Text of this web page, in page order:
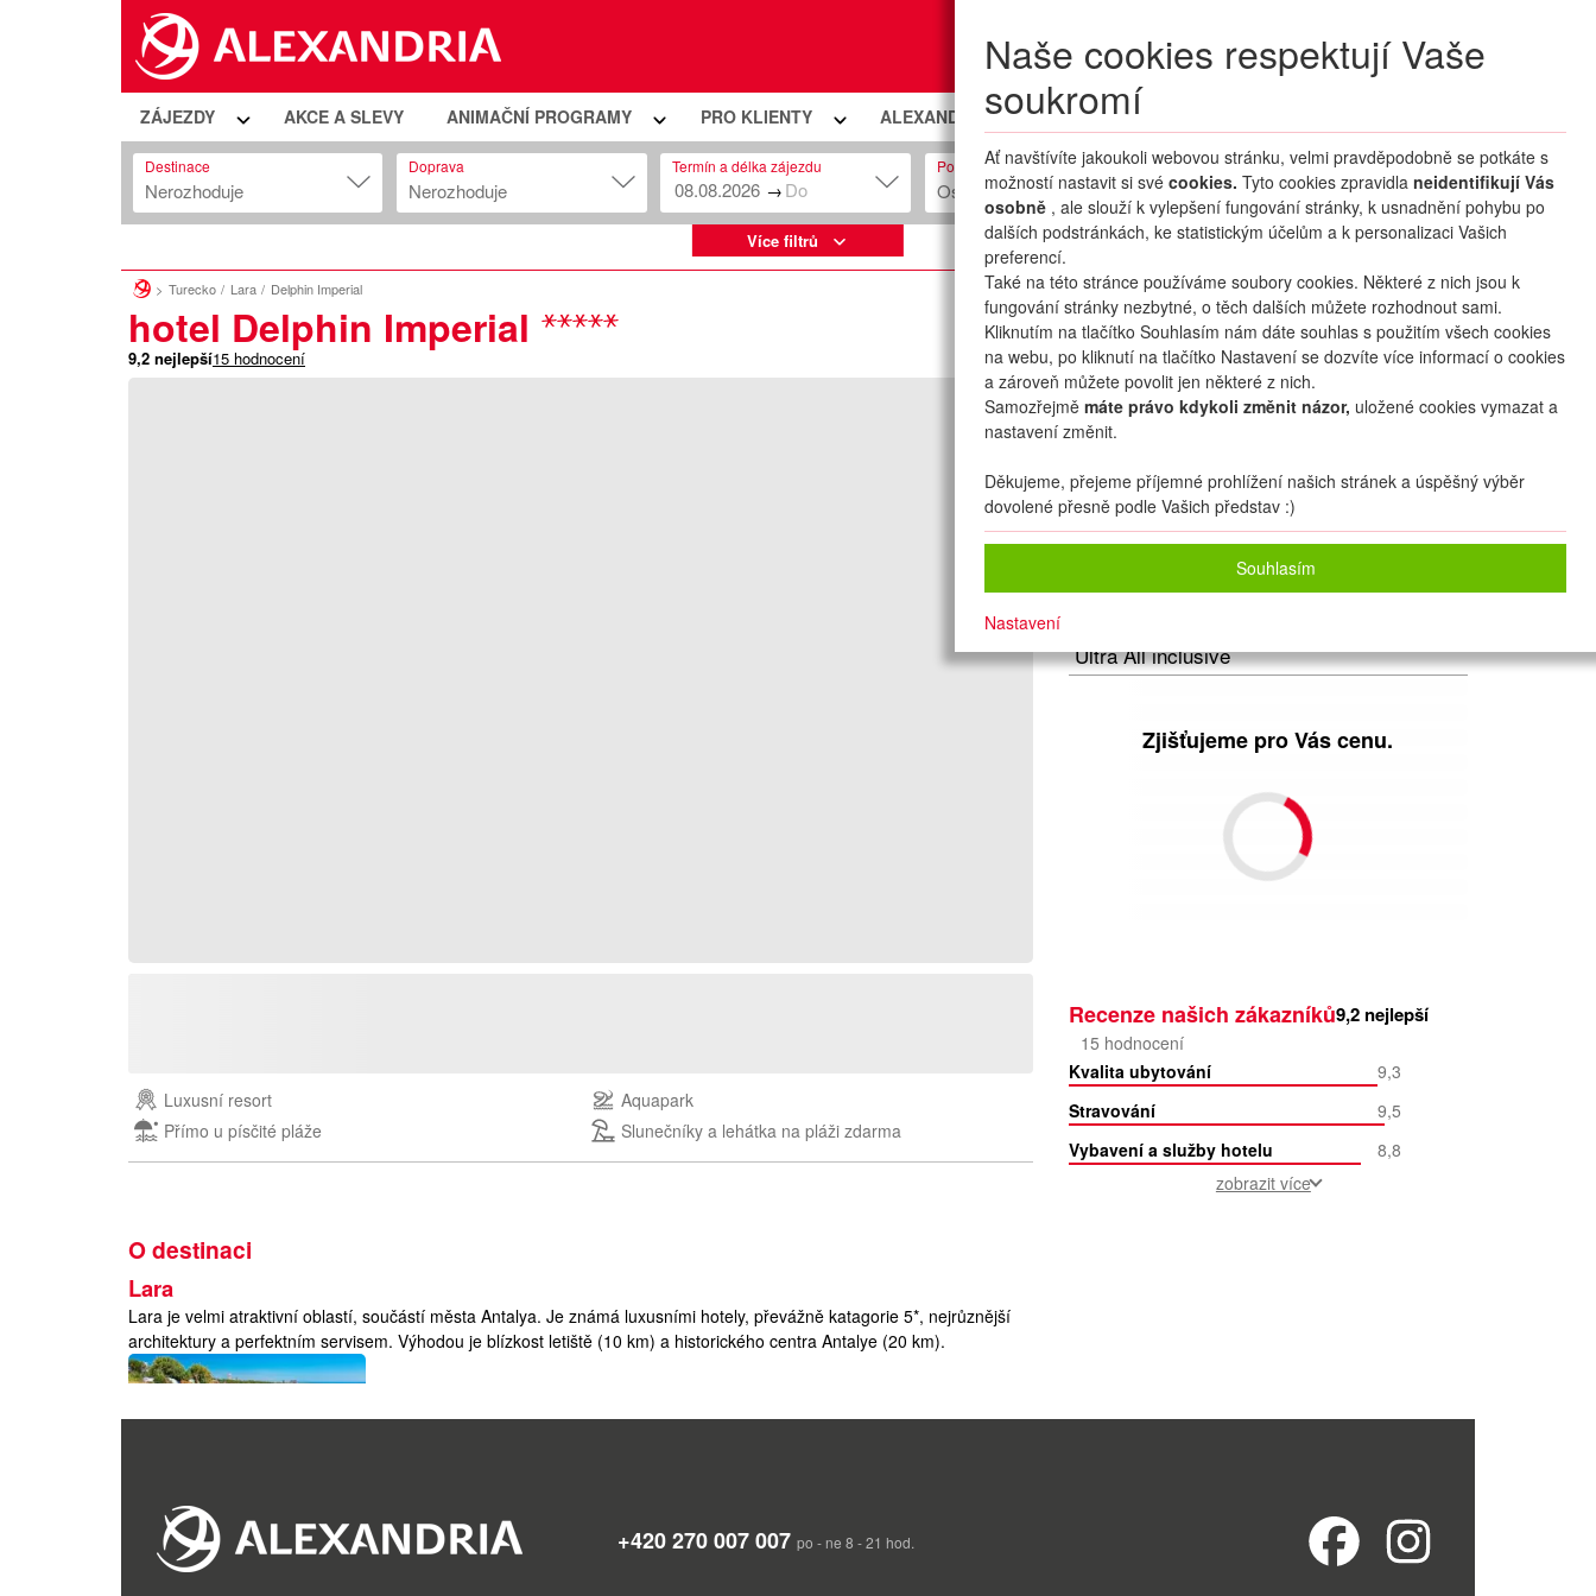
MojePřihlášení
Naše cookies respektují Vaše
soukromí
Ať navštívíte jakoukoli webovou stránku, velmi pravděpodobně se potkáte s
možností nastavit si své cookies. Tyto cookies zpravidla neidentifikují Vás
osobně , ale slouží k vylepšení fungování stránky, k usnadnění pohybu po
dalších podstránkách, ke statistickým účelům a k personalizaci Vašich
preferencí.
Také na této stránce používáme soubory cookies. Některé z nich jsou k
fungování stránky nezbytné, o těch dalších můžete rozhodnout sami.
Kliknutím na tlačítko Souhlasím nám dáte souhlas s použitím všech cookies
na webu, po kliknutí na tlačítko Nastavení se dozvíte více informací o cookies
a zároveň můžete povolit jen některé z nich.
Samozřejmě máte právo kdykoli změnit názor, uložené cookies vymazat a
nastavení změnit.
Děkujeme, přejeme příjemné prohlížení našich stránek a úspěšný výběr
dovolené přesně podle Vašich představ :)
Souhlasím
Nastavení
ZÁJEZDY AKCE A SLEVY ANIMAČNÍ PROGRAMY PRO KLIENTY ALEXANDRIA PREMIUM CLUB
Destinace
Nerozhoduje
Doprava
Nerozhoduje
Termín a délka zájezdu
→
Počet osob
Osob: 2 + 0 HLEDAT ZÁJEZDY
Více filtrů
Turecko Lara Delphin Imperial
hotel Delphin Imperial
9,2 nejlepší15 hodnocení mapa oblíbené sdílet
Luxusní resort
Aquapark
Přímo u písčité pláže
Slunečníky a lehátka na pláži zdarma
21.08. – 28.08.2026 (8 dní/7 nocí)
Doprava
Letecky - Praha Detail letu
2 dospělí+0 dětí
Ultra All inclusive
Zjišťujeme pro Vás cenu.
Recenze našich zákazníků9,2 nejlepší
15 hodnocení
Kvalita ubytování
9,3
Stravování
9,5
Vybavení a služby hotelu
8,8
zobrazit více
O destinaci
Lara
Lara je velmi atraktivní oblastí, součástí města Antalya. Je známá luxusními hotely, převážně katagorie 5*, nejrůznější
architektury a perfektním servisem. Výhodou je blízkost letiště (10 km) a historického centra Antalye (20 km).
Turecko
Poloha: +420 270 007 007 po - ne 8 - 21 hod.